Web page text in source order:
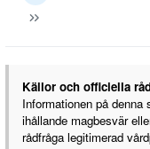
Källor och officiella
Informationen på
ihållande magbesvär
rådfråga legitimerad